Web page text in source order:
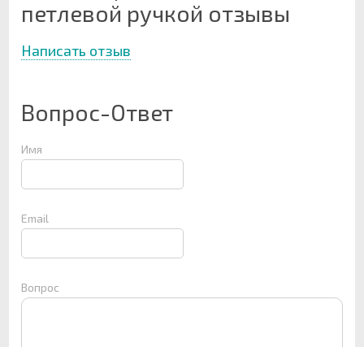
петлевой ручкой отзывы
Написать отзыв
Вопрос-Ответ
Имя
Email
Вопрос